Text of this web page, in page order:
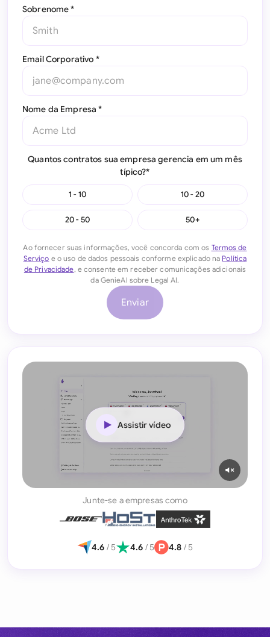
Sobrenome *
Email Corporativo *
Nome da Empresa *
Quantos contratos sua empresa gerencia em um mês
típico?*
1 - 10 10 - 20
20 - 50 50+
Ao fornecer suas informações, você concorda com os Termos de
Serviço e o uso de dados pessoais conforme explicado na Política
de Privacidade, e consente em receber comunicações adicionais
da GenieAI sobre Legal AI.
Enviar
Assistir vídeo
Junte-se a empresas como
4.6 / 5 4.6 / 5 4.8 / 5